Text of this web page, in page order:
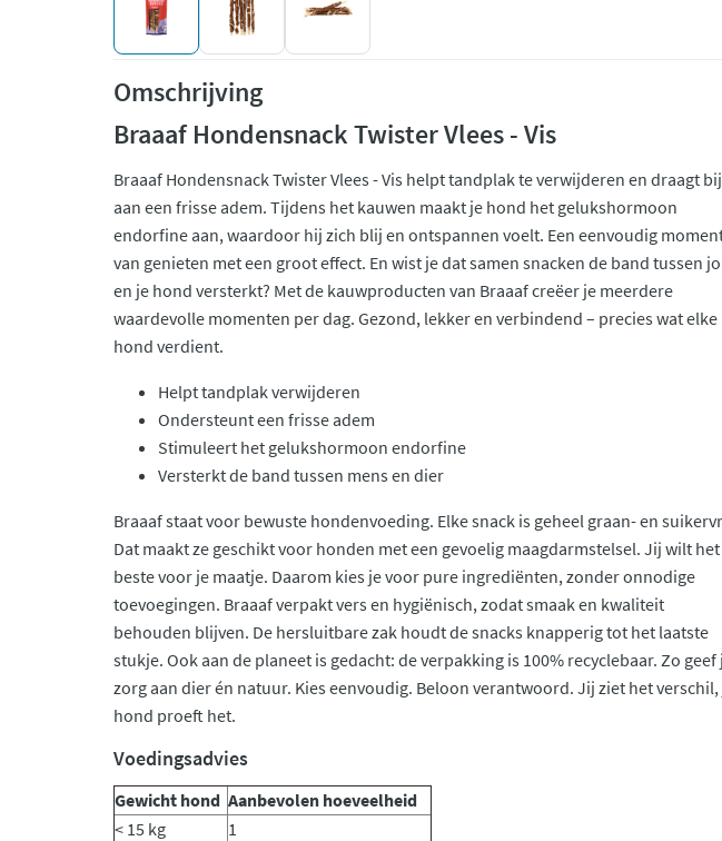
Omschrijving
Braaaf Hondensnack Twister Vlees - Vis
Braaaf Hondensnack Twister Vlees - Vis helpt tandplak te verwijderen en draagt bij
aan een frisse adem. Tijdens het kauwen maakt je hond het gelukshormoon
endorfine aan, waardoor hij zich blij en ontspannen voelt. Een eenvoudig
van genieten met een groot effect. En wist je dat samen snacken de band tussen
en je hond versterkt? Met de kauwproducten van Braaaf creëer je meerdere
waardevolle momenten per dag. Gezond, lekker en verbindend – precies wat elke
hond verdient.
Helpt tandplak verwijderen
Ondersteunt een frisse adem
Stimuleert het gelukshormoon endorfine
Versterkt de band tussen mens en dier
Braaaf staat voor bewuste hondenvoeding. Elke snack is geheel graan- en
Dat maakt ze geschikt voor honden met een gevoelig maagdarmstelsel. Jij wilt het
beste voor je maatje. Daarom kies je voor pure ingrediënten, zonder onnodige
toevoegingen. Braaaf verpakt vers en hygiënisch, zodat smaak en kwaliteit
behouden blijven. De hersluitbare zak houdt de snacks knapperig tot het laatste
stukje. Ook aan de planeet is gedacht: de verpakking is 100% recyclebaar. Zo geef
zorg aan dier én natuur. Kies eenvoudig. Beloon verantwoord. Jij ziet het verschil,
hond proeft het.
Voedingsadvies
Gewicht hond Aanbevolen hoeveelheid
< 15 kg
1